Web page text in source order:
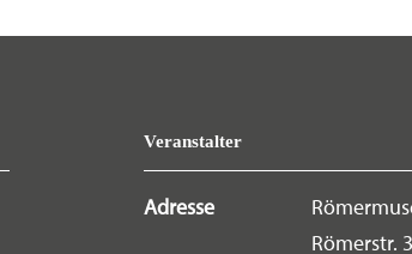
Veranstalter
Adresse
Römerstr. 3